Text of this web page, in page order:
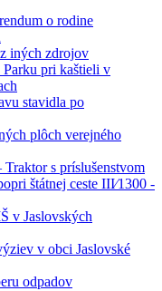
o rodine
iných zdrojov
pri kaštieli v
stavidla po
plôch verejného
s príslušenstvom
štátnej ceste III⁄1300 -
v Jaslovských
v obci Jaslovské
odpadov